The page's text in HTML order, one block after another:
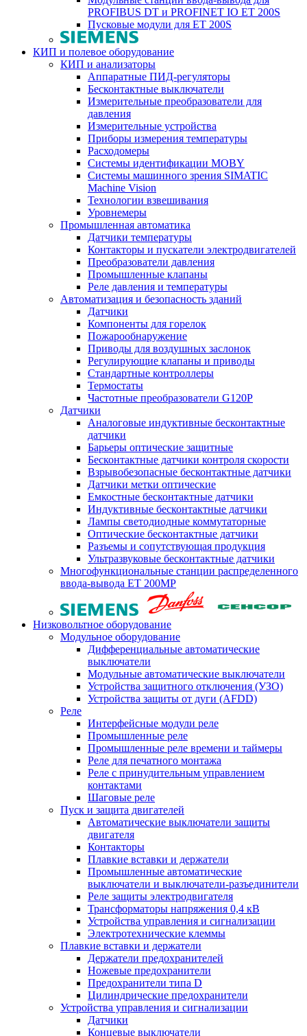
PROFIBUS DT и PROFINET IO ET 200S
Пусковые модули для ET 200S
КИП и полевое оборудование
КИП и анализаторы
Аппаратные ПИД-регуляторы
Бесконтактные выключатели
Измерительные преобразователи для
давления
Измерительные устройства
Приборы измерения температуры
Расходомеры
Системы идентификации MOBY
Системы машинного зрения SIMATIC
Machine Vision
Технологии взвешивания
Уровнемеры
Промышленная автоматика
Датчики температуры
Контакторы и пускатели электродвигателей
Преобразователи давления
Промышленные клапаны
Реле давления и температуры
Автоматизация и безопасность зданий
Датчики
Компоненты для горелок
Пожарообнаружение
Приводы для воздушных заслонок
Регулирующие клапаны и приводы
Стандартные контроллеры
Термостаты
Частотные преобразователи G120P
Датчики
Аналоговые индуктивные бесконтактные
датчики
Барьеры оптические защитные
Бесконтактные датчики контроля скорости
Взрывобезопасные бесконтактные датчики
Датчики метки оптические
Емкостные бесконтактные датчики
Индуктивные бесконтактные датчики
Лампы светодиодные коммутаторные
Оптические бесконтактные датчики
Разъемы и сопутствующая продукция
Ультразвуковые бесконтактные датчики
Многофункциональные станции распределенного
ввода-вывода ET 200MP
Низковольтное оборудование
Модульное оборудование
Дифференциальные автоматические
выключатели
Модульные автоматические выключатели
Устройства защитного отключения (УЗО)
Устройства защиты от дуги (AFDD)
Реле
Интерфейсные модули реле
Промышленные реле
Промышленные реле времени и таймеры
Реле для печатного монтажа
Реле с принудительным управлением
контактами
Шаговые реле
Пуск и защита двигателей
Автоматические выключатели защиты
двигателя
Контакторы
Плавкие вставки и держатели
Промышленные автоматические
выключатели и выключатели-разъединители
Реле защиты электродвигателя
Трансформаторы напряжения 0,4 кВ
Устройства управления и сигнализации
Электротехнические клеммы
Плавкие вставки и держатели
Держатели предохранителей
Ножевые предохранители
Предохранители типа D
Цилиндрические предохранители
Устройства управления и сигнализации
Датчики
Концевые выключатели